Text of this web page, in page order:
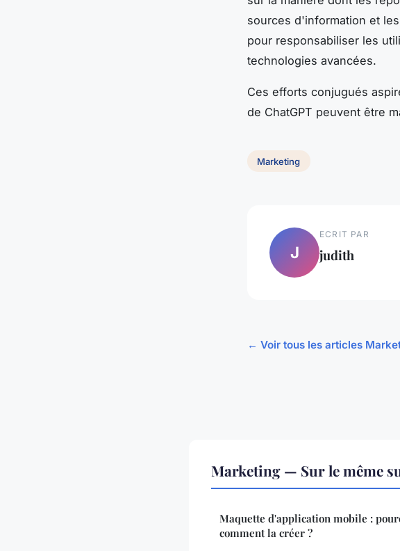
sources d'information et
pour responsabiliser les
technologies avancées.
Ces efforts conjugués
de ChatGPT peuvent être
Marketing
J
ECRIT PAR
judith
← Voir tous les articles
Marketing — Sur le même
Maquette d'application mobile :
comment la créer ?